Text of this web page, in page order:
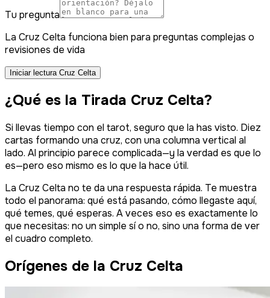
Tu pregunta
La Cruz Celta funciona bien para preguntas complejas o
revisiones de vida
Iniciar lectura Cruz Celta
¿Qué es la Tirada Cruz Celta?
Si llevas tiempo con el tarot, seguro que la has visto. Diez
cartas formando una cruz, con una columna vertical al
lado. Al principio parece complicada—y la verdad es que lo
es—pero eso mismo es lo que la hace útil.
La Cruz Celta no te da una respuesta rápida. Te muestra
todo el panorama: qué está pasando, cómo llegaste aquí,
qué temes, qué esperas. A veces eso es exactamente lo
que necesitas: no un simple sí o no, sino una forma de ver
el cuadro completo.
Orígenes de la Cruz Celta